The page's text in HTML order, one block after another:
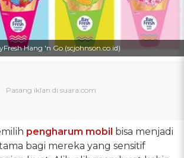
Hang 'n Go (scjohnson.co.id)
pengharum mobil bisa menjadi
bagi mereka yang sensitif